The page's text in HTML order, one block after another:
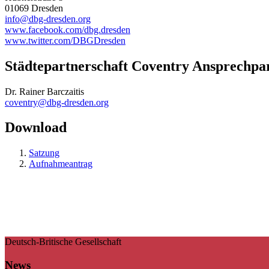
01069 Dresden
info@dbg-dresden.org
www.facebook.com/dbg.dresden
www.twitter.com/DBGDresden
Städtepartnerschaft Coventry
Dr. Rainer Barczaitis
coventry@dbg-dresden.org
Download
Satzung
Aufnahmeantrag
Deutsch-Britische Gesellschaft
News